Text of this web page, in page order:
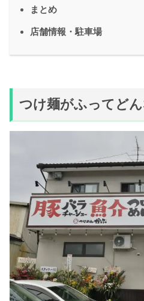
まとめ
店舗情報・駐車場
つけ麺がふってどん